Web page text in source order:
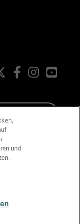
FacebookInstagram
und